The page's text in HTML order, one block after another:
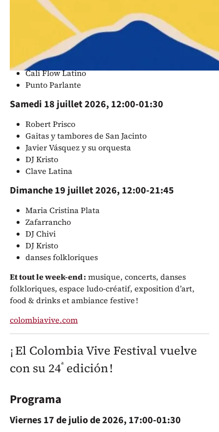
Au programme
Vendredi 17 juillet 2026, 17:00-01:30
Flowerz
House of Perreo
Cali Flow Latino
Punto Parlante
Samedi 18 juillet 2026, 12:00-01:30
Robert Prisco
Gaitas y tambores de San Jacinto
Javier Vásquez y su orquesta
DJ Kristo
Clave Latina
Dimanche 19 juillet 2026, 12:00-21:45
Maria Cristina Plata
Zafarrancho
DJ Chivi
DJ Kristo
danses folkloriques
Et tout le week-end : musique, concerts, danses
folkloriques, espace ludo-créatif, exposition d’art,
food & drinks et ambiance festive !
colombiavive.com
¡ El Colombia Vive Festival vuelve
con su 24ª edición !
Programa
Viernes 17 de julio de 2026, 17:00-01:30